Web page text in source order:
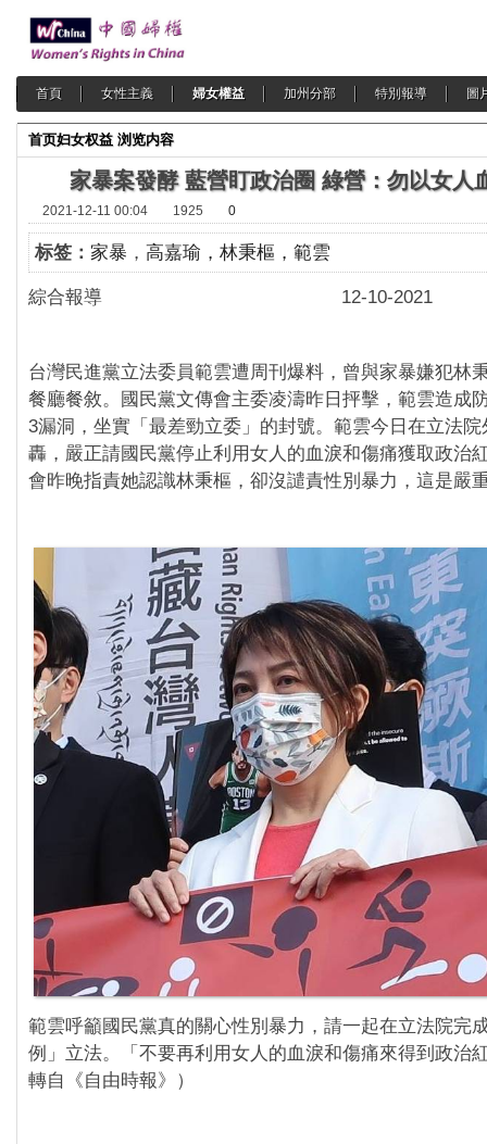
首頁 女性主義 婦女權益 加州分部 特別報導 圖
首页妇女权益 浏览内容
家暴案發酵 藍營盯政治圈 綠營：勿以女人
2021-12-11 00:04 1925 0
标签： 家暴 ， 高嘉瑜，林秉樞，範雲
綜合報導 12-10-2021
台灣民進黨立法委員範雲遭周刊爆料，曾與家暴嫌犯林
餐廳餐敘。國民黨文傳會主委凌濤昨日抨擊，範雲造成
3漏洞，坐實「最差勁立委」的封號。範雲今日在立法
轟，嚴正請國民黨停止利用女人的血淚和傷痛獲取政治
會昨晚指責她認識林秉樞，卻沒譴責性別暴力，這是嚴
範雲呼籲國民黨真的關心性別暴力，請一起在立法院完
例」立法。「不要再利用女人的血淚和傷痛來得到政治
轉自《自由時報》）